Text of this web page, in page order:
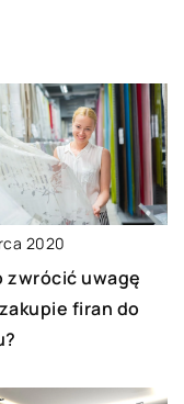
2020
zwrócić uwagę
firan do